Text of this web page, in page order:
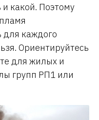
и какой. Поэтому
для каждого
Ориентируйтесь
для жилых и
групп РП1 или